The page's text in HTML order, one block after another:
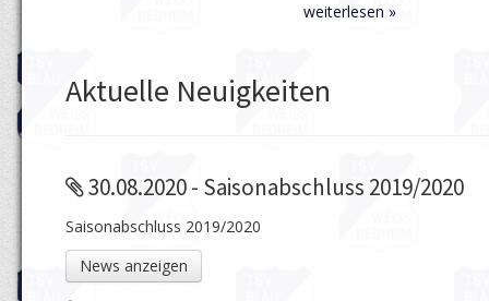
weiterlesen »
Aktuelle Neuigkeiten
30.08.2020 - Saisonabschluss 2019/2020
Saisonabschluss 2019/2020
News anzeigen